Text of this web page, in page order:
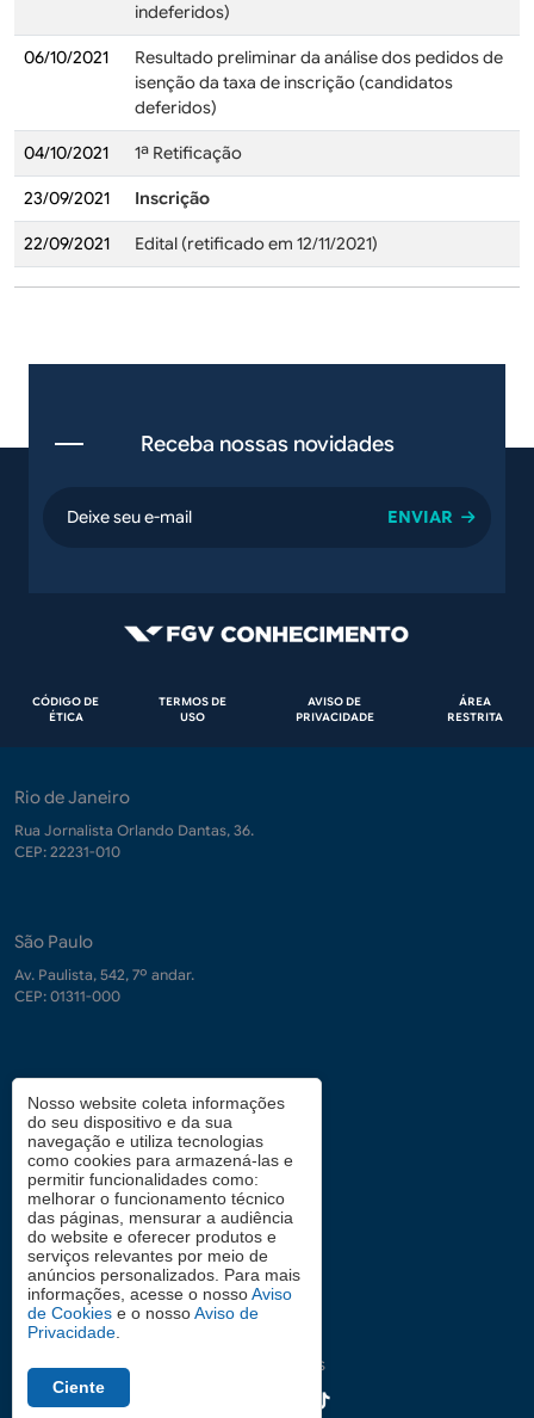
indeferidos)
06/10/2021
Resultado preliminar da análise dos pedidos de
isenção da taxa de inscrição (candidatos
deferidos)
04/10/2021 1ª Retificação
23/09/2021 Inscrição
22/09/2021 Edital (retificado em 12/11/2021)
Receba nossas novidades
email
Rodapé
CÓDIGO DE
ÉTICA
TERMOS DE
USO
AVISO DE
PRIVACIDADE
ÁREA
RESTRITA
Rio de Janeiro
Rua Jornalista Orlando Dantas, 36.
CEP: 22231-010
São Paulo
Av. Paulista, 542, 7º andar.
CEP: 01311-000
Contrate-nos
demanda.conhecimento@fgv.br
+ 55 (21) 3799-6066
Atendimento aos candidatos
0800 2834628
Siga nas redes
Nosso website coleta informações
do seu dispositivo e da sua
navegação e utiliza tecnologias
como cookies para armazená-las e
permitir funcionalidades como:
melhorar o funcionamento técnico
das páginas, mensurar a audiência
do website e oferecer produtos e
serviços relevantes por meio de
anúncios personalizados. Para mais
informações, acesse o nossoAviso
de Cookies e o nossoAviso de
Privacidade
Ciente